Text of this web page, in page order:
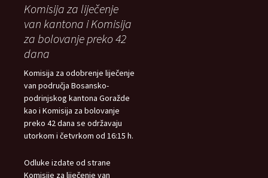
Komisija za liječenje
van kantona i Komisija
za bolovanje preko 42
dana
Komisija za odobrenje liječenje
van područja Bosansko-
podrinjskog kantona Goražde
kao i Komisija za bolovanje
preko 42 dana se održavaju
utorkom i četvrkom od 16:15 h.
Odluke izdate od strane
Komisije za liječenje van